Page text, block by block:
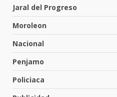
Jaral del Progreso
Moroleon
Nacional
Penjamo
Policiaca
6
31 de julio
7
30 de julio